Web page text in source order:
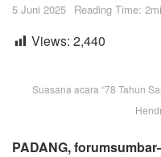
5 Juni 2025 Reading Time:
Views: 2,440
Suasana acara “78 Tahun
PADANG,